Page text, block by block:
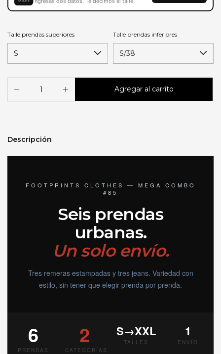
Talle prendas superiores Talle prendas inferiores
Descripción
FOOTPRINTS CLOTHES — MEGA COMBO
#85
Seis prendas
urbanas.
Un solo envío.
Tres remeras estampadas y tres jeans. Variedad con
estilo, sin tener que elegir prenda por prenda.
6
PRENDAS
2
CATEGORÍAS
S→XXL
TALLES
1
ENVÍO